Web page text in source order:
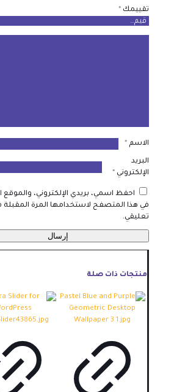
تقييمك *
الاسم *
البريد
الإلكتروني *
احفظ اسمي، بريدي الإلكتروني، والموقع
في هذا المتصفح لاستخدامها المرة المقبلة
تعليقي.
منتجات ذات صلة